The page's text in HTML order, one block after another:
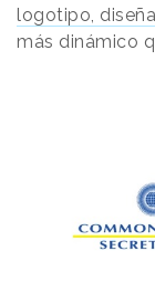
logotipo,
más dinámico